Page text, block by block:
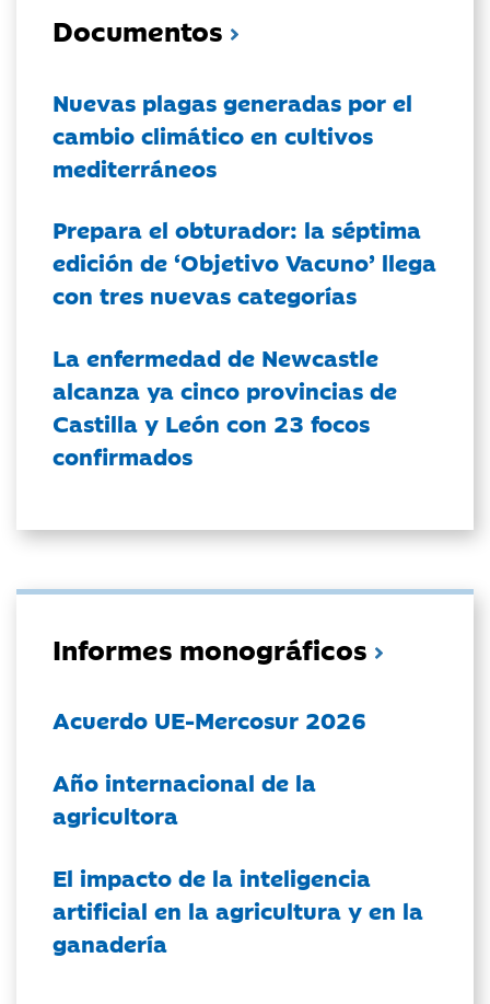
Documentos
Nuevas plagas generadas por el
cambio climático en cultivos
mediterráneos
Prepara el obturador: la séptima
edición de ‘Objetivo Vacuno’ llega
con tres nuevas categorías
La enfermedad de Newcastle
alcanza ya cinco provincias de
Castilla y León con 23 focos
confirmados
Informes monográficos
Acuerdo UE-Mercosur 2026
Año internacional de la
agricultora
El impacto de la inteligencia
artificial en la agricultura y en la
ganadería